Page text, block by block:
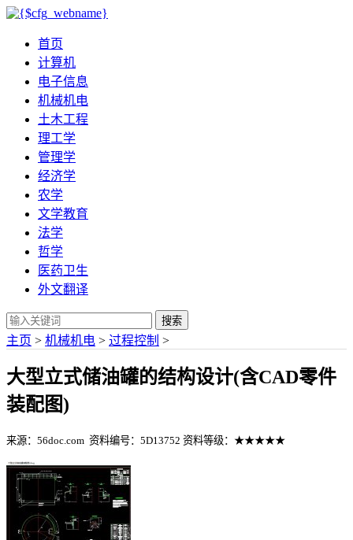
首页
计算机
电子信息
机械机电
土木工程
理工学
管理学
经济学
农学
文学教育
法学
哲学
医药卫生
外文翻译
搜索
主页 > 机械机电 > 过程控制 >
大型立式储油罐的结构设计(含CAD零件
装配图)
来源：56doc.com 资料编号：5D13752 资料等级：★★★★★